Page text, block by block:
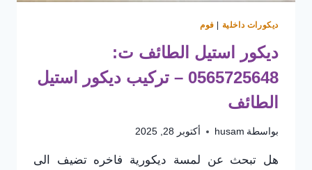
ديكورات داخلية | فوم
ديكور استيل الطائف ت:
0565725648 – تركيب ديكور استيل
الطائف
بواسطة husam أكتوبر 28, 2025
هل تبحث عن لمسة ديكورية فاخره تضيف الى